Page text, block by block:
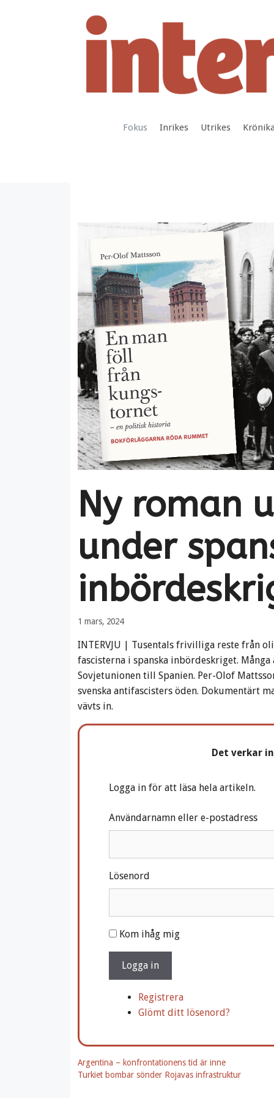
Fokus Inrikes Utrikes
Ny roman
under
1 mars, 2024
INTERVJU | Tusentals frivilliga reste från
fascisterna i spanska inbördeskriget.
Sovjetunionen till Spanien. Per-Olof
svenska antifascisters öden. Dokumentärt
vävts in.
Det verkar
Logga in för att läsa hela artikeln.
Användarnamn eller e-postadress
Lösenord
A
l
e
v
Kom ihåg mig
Logga in
Registrera
Glömt ditt lösenord?
Argentina – konfrontationens tid är inne
Turkiet bombar sönder Rojavas infrastruktur